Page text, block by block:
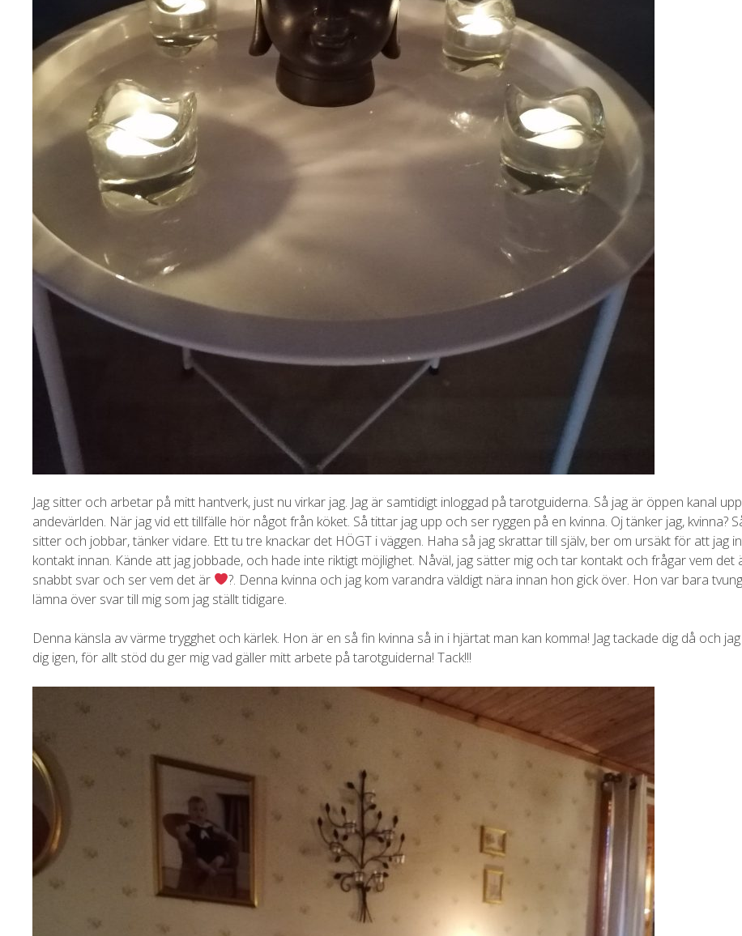
Jag sitter och arbetar på mitt hantverk, just nu virkar jag. Jag är samtidigt inloggad på tarotguiderna. Så jag är öppen kanal
andevärlden. När jag vid ett tillfälle hör något från köket. Så tittar jag upp och ser ryggen på en kvinna. Oj tänker jag, kvinna?
sitter och jobbar, tänker vidare. Ett tu tre knackar det HÖGT i väggen. Haha så jag skrattar till själv, ber om ursäkt för att jag
kontakt innan. Kände att jag jobbade, och hade inte riktigt möjlighet. Nåväl, jag sätter mig och tar kontakt och frågar vem det
snabbt svar och ser vem det är
?. Denna kvinna och jag kom varandra väldigt nära innan hon gick över. Hon var bara
lämna över svar till mig som jag ställt tidigare.
Denna känsla av värme trygghet och kärlek. Hon är en så fin kvinna så in i hjärtat man kan komma! Jag tackade dig då och
dig igen, för allt stöd du ger mig vad gäller mitt arbete på tarotguiderna! Tack!!!